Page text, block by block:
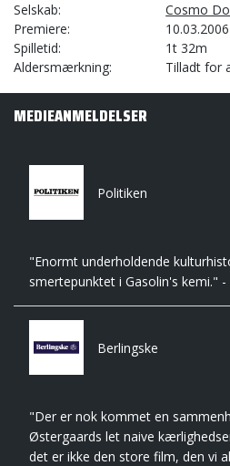
Selskab
Cosmo
Premiere
10.03.2006
Spilletid
1t 32m
Aldersmærkning
Tilladt for
MEDIEANMELDELSER
Politiken
"Enormt underholdende
smertepunktet i Gasolin's kemi." -
Berlingske
"Der er nok kommet en
Østergaards let naive
det er ikke den store film, den vi